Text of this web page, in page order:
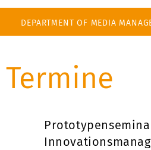
DEPARTMENT OF MEDIA
Termine